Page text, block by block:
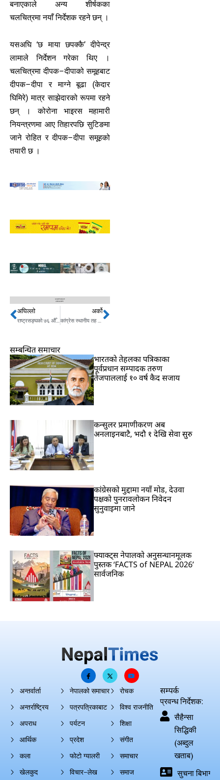
बनाएकाले अन्य शीर्षकका
चलचित्रमा नयाँ निर्देशक रहने छन् ।
यसअघि ‘छ माया छपक्कै’ दीपेन्द्र
लामाले निर्देशन गरेका थिए ।
चलचित्रमा दीपक–दीपाको समूहबाट
दीपक–दीपा र माग्ने बूढा (केदार
घिमिरे) मात्र साझेदारको रूपमा रहने
छन् । कोरोना भाइरस महामारी
नियन्त्रणमा आए तिहारपछि सुटिङमा
जाने रोहित र दीपक–दीपा समूहको
तयारी छ ।
Prev
अघिल्लो
राष्ट्रसङ्घको ७६ औँ महासभामा भाग लिन अमेरिका पुगेका परराष्ट्रमन्त्री भेटवार्तामा व्यस्त
अर्कोNext
सम्बन्धित समाचार
भारतकाे तेहलका पत्रिकाका
पूर्वप्रधान सम्पादक तरुण
तेजपाललाई १० वर्ष कैद सजाय
कन्सुलर प्रमाणीकरण अब
अनलाइनबाटै, भदौ १ देखि सेवा सुरु
कांग्रेसको मुद्दामा नयाँ मोड, देउवा
पक्षको पुनरावलोकन निवेदन
सुनुवाइमा जाने
फ्याक्ट्स नेपालको अनुसन्धानमूलक
पुस्तक ‘FACTS of NEPAL 2026’
सार्वजनिक
अन्तर्वार्ता
अन्तर्राष्ट्रिय
अपराध
आर्थिक
कला
खेलकुद
नेपालको समाचार
पत्रपत्रिकाबाट
पर्यटन
प्रदेश
फोटो ग्यालरी
विचार–लेख
रोचक
विश्व राजनीति
शिक्षा
संगीत
समाचार
समाज
सम्पर्क
प्रवन्ध निर्देशक:
सैहैन्सा
सिद्धिकी
(अब्दुल
खताब)
सुचना बिभाग